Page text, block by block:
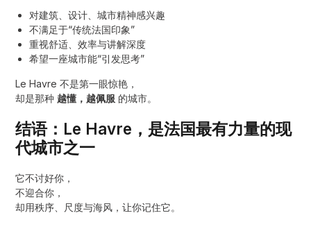
对建筑、设计、城市精神感兴趣
不满足于“传统法国印象”
重视舒适、效率与讲解深度
希望一座城市能“引发思考”
Le Havre 不是第一眼惊艳，
却是那种 越懂，越佩服 的城市。
结语：Le Havre，是法国最有力量的现
代城市之一
它不讨好你，
不迎合你，
却用秩序、尺度与海风，让你记住它。